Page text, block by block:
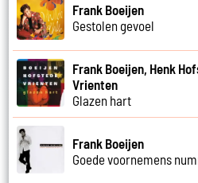
Frank Boeijen
Gestolen gevoel
Frank Boeijen, Henk
Vrienten
Glazen hart
Frank Boeijen
Goede voornemens